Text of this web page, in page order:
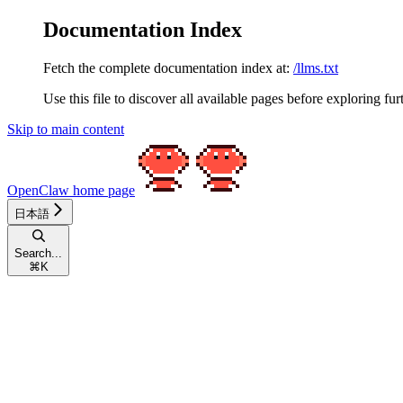
Documentation Index
Fetch the complete documentation index at: /llms.txt
Use this file to discover all available pages before exploring
Skip to main content
OpenClaw home page
日本語
Search...
⌘ K